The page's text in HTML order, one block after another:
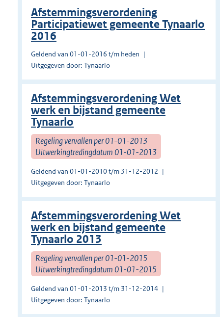
Afstemmingsverordening
Participatiewet gemeente Tynaarlo
2016
Geldend van 01-01-2016 t/m heden
Uitgegeven door: Tynaarlo
Afstemmingsverordening Wet
werk en bijstand gemeente
Tynaarlo
Regeling vervallen per 01-01-2013
Uitwerkingtredingdatum 01-01-2013
Geldend van 01-01-2010 t/m 31-12-2012
Uitgegeven door: Tynaarlo
Afstemmingsverordening Wet
werk en bijstand gemeente
Tynaarlo 2013
Regeling vervallen per 01-01-2015
Uitwerkingtredingdatum 01-01-2015
Geldend van 01-01-2013 t/m 31-12-2014
Uitgegeven door: Tynaarlo